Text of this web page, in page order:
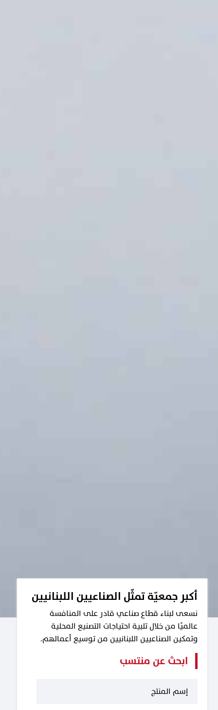
أكبر جمعيّة تمثّل الصناعيين اللبنانيين
نسعى لبناء قطاع صناعي قادر على المنافسة
عالميًا من خلال تلبية احتياجات التصنيع المحلية
وتمكين الصناعيين اللبنانيين من توسيع أعمالهم.
ابحث عن منتسب